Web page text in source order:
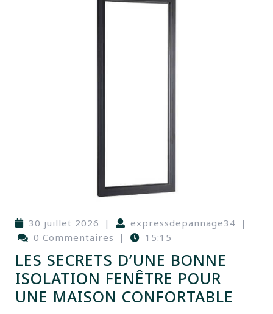
30 juillet 2026 | expressdepannage34 |
0 Commentaires
| 15:15
LES SECRETS D’UNE BONNE
ISOLATION FENÊTRE POUR
UNE MAISON CONFORTABLE